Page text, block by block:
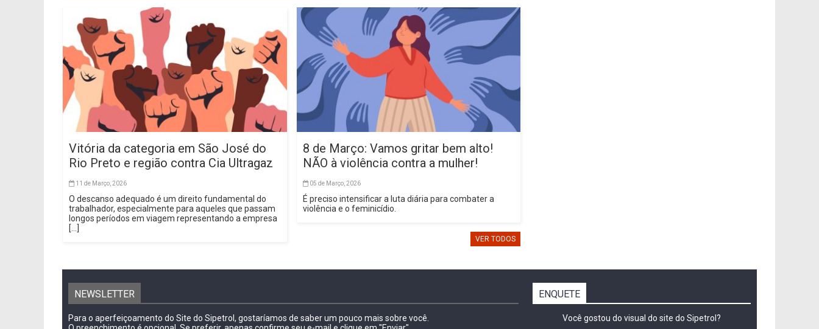
Vitória da categoria em São José do
Rio Preto e região contra Cia Ultragaz
11 de Março, 2026
O descanso adequado é um direito fundamental do
trabalhador, especialmente para aqueles que passam
longos períodos em viagem representando a empresa
[...]
8 de Março: Vamos gritar bem alto!
NÃO à violência contra a mulher!
05 de Março, 2026
É preciso intensificar a luta diária para combater a
violência e o feminicídio.
VER TODOS
NEWSLETTER
Para o aperfeiçoamento do Site do Sipetrol, gostaríamos de saber um pouco mais sobre você.
ENQUETE
Você gostou do visual do site do Sipetrol?